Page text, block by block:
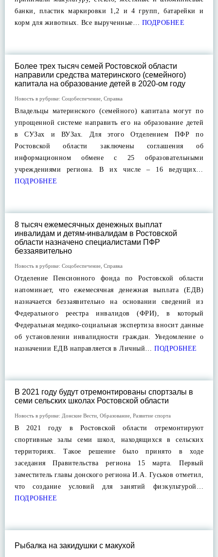
банки, пластик маркировки 1,2 и 4 групп, батарейки и
корм для животных. Все вырученные… ПОДРОБНЕЕ
Более трех тысяч семей Ростовской области
направили средства материнского (семейного)
капитала на образование детей в 2020-ом году
Новость в рубрике: Соцобеспечение Справка
Владельцы материнского (семейного) капитала могут по
упрощенной системе направить его на образование детей
в СУЗах и ВУЗах. Для этого Отделением ПФР по
Ростовской области заключены соглашения об
информационном обмене с 25 образовательными
учреждениями региона. В их числе – 16 ведущих…
ПОДРОБНЕЕ
8 тысяч ежемесячных денежных выплат
инвалидам и детям-инвалидам в Ростовской
области назначено специалистами ПФР
беззаявительно
Новость в рубрике: Соцобеспечение Справка
Отделение Пенсионного фонда по Ростовской области
напоминает, что ежемесячная денежная выплата (ЕДВ)
назначается беззаявительно на основании сведений из
Федерального реестра инвалидов (ФРИ), в который
Федеральная медико-социальная экспертиза вносит данные
об установлении инвалидности граждан. Уведомление о
назначении ЕДВ направляется в Личный… ПОДРОБНЕЕ
В 2021 году будут отремонтированы спортзалы в
семи сельских школах Ростовской области
Новость в рубрике: Донские Вести Образование Развитие спорта
В 2021 году в Ростовской области отремонтируют
спортивные залы семи школ, находящихся в сельских
территориях. Такое решение было принято в ходе
заседания Правительства региона 15 марта. Первый
заместитель главы донского региона И.А. Гуськов отметил,
что создание условий для занятий физкультурой…
ПОДРОБНЕЕ
Рыбалка на закидушки с макухой